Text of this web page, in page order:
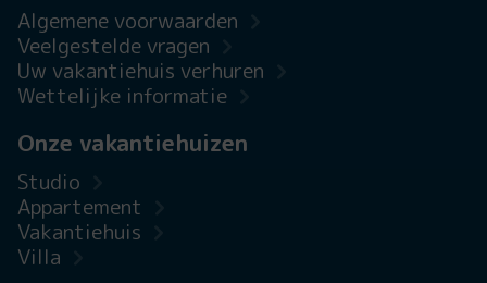
Algemene voorwaarden
Veelgestelde vragen
Uw vakantiehuis verhuren
Wettelijke informatie
Onze vakantiehuizen
Studio
Appartement
Vakantiehuis
Villa